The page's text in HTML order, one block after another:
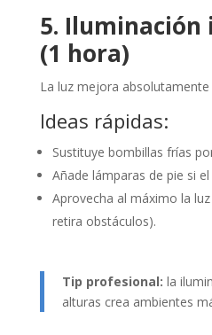
5.
(1 hora)
La luz mejora
Ideas rápidas:
Sustituye bombillas frías
Añade lámparas de pie si
Aprovecha al máximo la
retira obstáculos).
Tip profesional: la
alturas crea ambientes